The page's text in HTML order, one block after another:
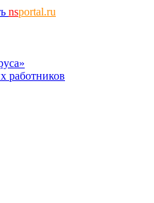
nsportal.ru
работников